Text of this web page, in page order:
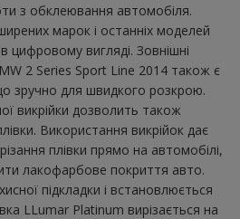
з обклеювання автомобіля.
марок і останніх моделей
цифровому вигляді. Зовнішні
2 Series Sport Line 2014 також є
зручно для швидкого розкрою.
викрійки дозволить також
Використання викрійок дає
плівки прямо на автомобілі,
лакофарбове покриття авто.
підкладки і встановлюється
LLumar Platinum вирізається на